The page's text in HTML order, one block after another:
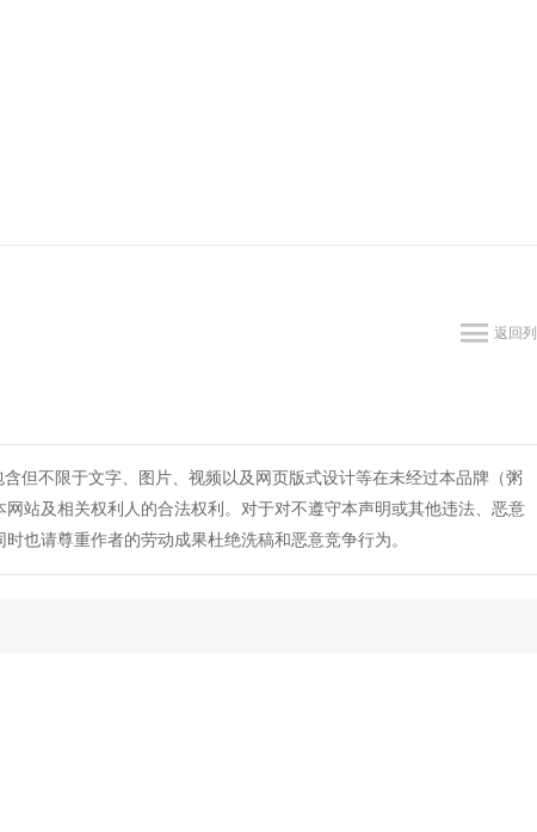
返回
含但不限于文字、图片、视频以及网页版式设计等在未经过本品牌（粥
站及相关权利人的合法权利。对于对不遵守本声明或其他违法、恶意
也请尊重作者的劳动成果杜绝洗稿和恶意竞争行为。